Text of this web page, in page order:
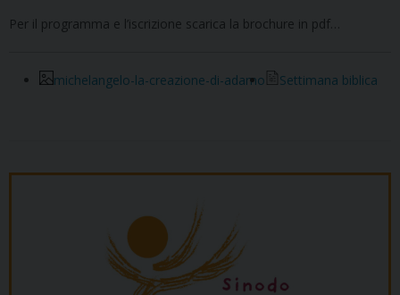
Per il programma e l’iscrizione scarica la brochure in pdf…
michelangelo-la-creazione-di-adamo Settimana biblica